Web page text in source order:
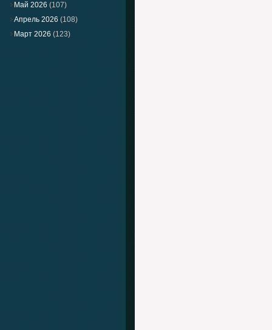
Май 2026 (107)
Апрель 2026 (108)
Март 2026 (123)